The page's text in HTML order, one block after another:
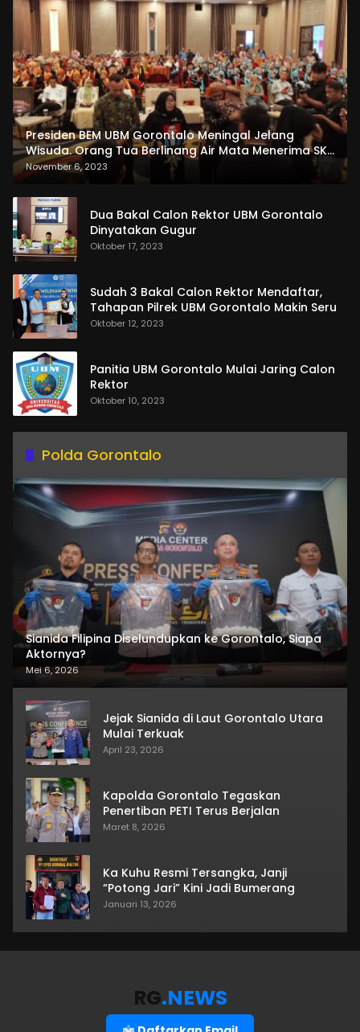
Presiden BEM UBM Gorontalo Meningal Jelang
Wisuda. Orang Tua Berlinang Air Mata Menerima SKL
dan Pemasangan Salempang
November 6, 2023
Dua Bakal Calon Rektor UBM Gorontalo
Dinyatakan Gugur
Oktober 17, 2023
Sudah 3 Bakal Calon Rektor Mendaftar,
Tahapan Pilrek UBM Gorontalo Makin Seru
Oktober 12, 2023
Panitia UBM Gorontalo Mulai Jaring Calon
Rektor
Oktober 10, 2023
Polda Gorontalo
Sianida Filipina Diselundupkan ke Gorontalo, Siapa
Aktornya?
Mei 6, 2026
Jejak Sianida di Laut Gorontalo Utara
Mulai Terkuak
April 23, 2026
Kapolda Gorontalo Tegaskan
Penertiban PETI Terus Berjalan
Maret 8, 2026
Ka Kuhu Resmi Tersangka, Janji
“Potong Jari” Kini Jadi Bumerang
Januari 13, 2026
RG.NEWS